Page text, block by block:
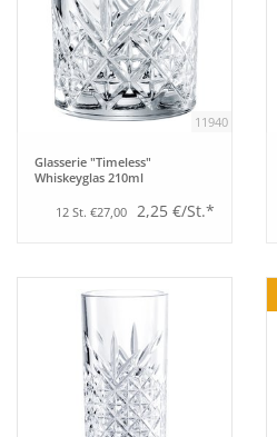
11940
Glasserie "Timeless"
Whiskeyglas 210ml
12 St. €27,00 2,25 €/St.*